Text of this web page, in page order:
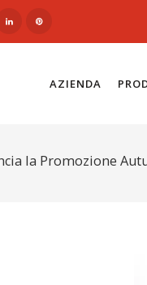
AZIENDA
la Promozione